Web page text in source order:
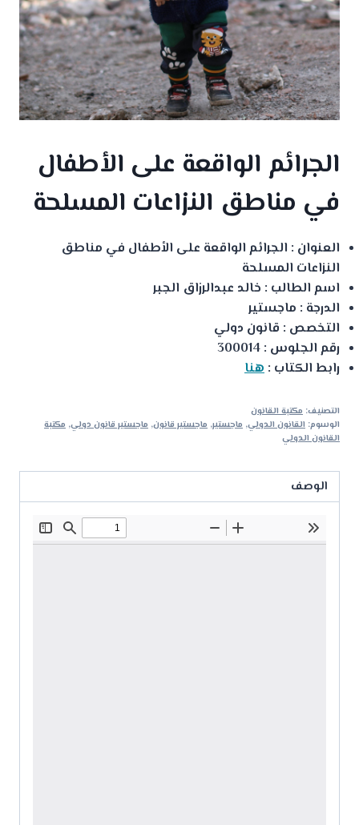
الجرائم الواقعة على الأطفال
في مناطق النزاعات المسلحة
العنوان : الجرائم الواقعة على الأطفال في مناطق
النزاعات المسلحة
اسم الطالب : خالد عبدالرزاق الجبر
الدرجة : ماجستير
التخصص : قانون دولي
رقم الجلوس : 300014
رابط الكتاب : هنا
التصنيف: مكتبة القانون
الوسوم: القانون الدولي, ماجستير, ماجستير قانون, ماجستير قانون دولي, مكتبة
القانون الدولي
الوصف